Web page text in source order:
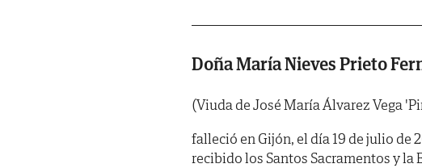
Doña María Nieves Prieto
(Viuda de José María Álvarez Vega
falleció en Gijón, el día 19 de julio de
recibido los Santos Sacramentos y